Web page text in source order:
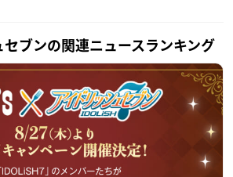
セブンの関連ニュースランキング